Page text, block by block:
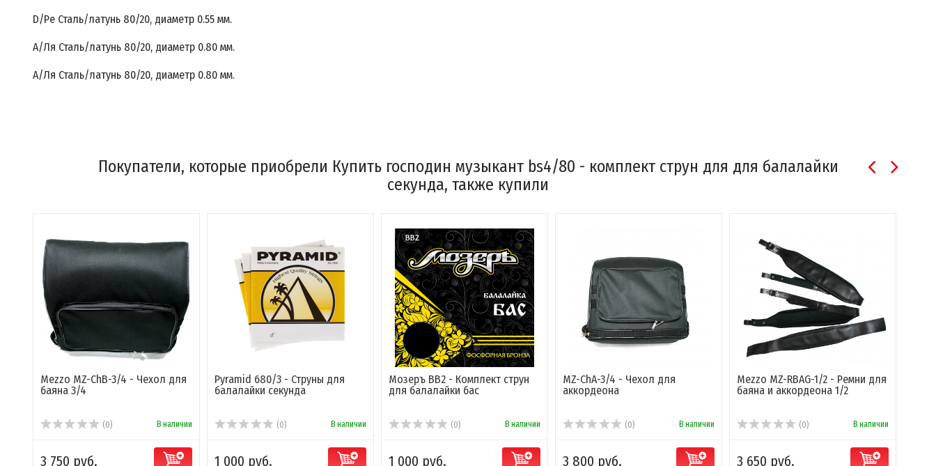
D/Ре Сталь/латунь 80/20, диаметр 0.55 мм.
А/Ля Сталь/латунь 80/20, диаметр 0.80 мм.
А/Ля Сталь/латунь 80/20, диаметр 0.80 мм.
Покупатели, которые приобрели Купить господин музыкант bs4/80 - комплект струн для для балалайки
секунда, также купили
Mezzo MZ-ChB-3/4 - Чехол для
баяна 3/4
(0) В наличии
3 750 руб.
Pyramid 680/3 - Струны для
балалайки секунда
(0) В наличии
1 000 руб.
Мозеръ BB2 - Комплект струн
для балалайки бас
(0) В наличии
1 000 руб.
MZ-ChA-3/4 - Чехол для
аккордеона
(0) В наличии
3 800 руб.
Mezzo MZ-RBAG-1/2 - Ремни для
баяна и аккордеона 1/2
(0) В наличии
3 650 руб.